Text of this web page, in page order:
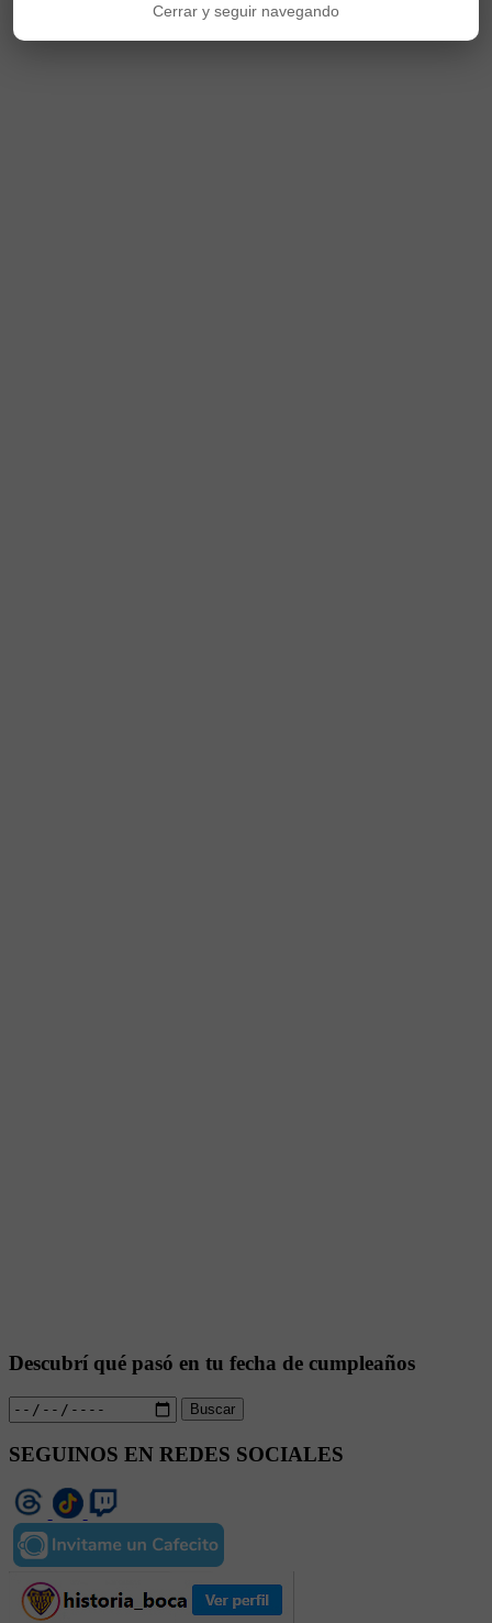
Descubrí qué pasó en tu fecha de cumpleaños
Buscar
SEGUINOS EN REDES SOCIALES
Cerrar y seguir navegando